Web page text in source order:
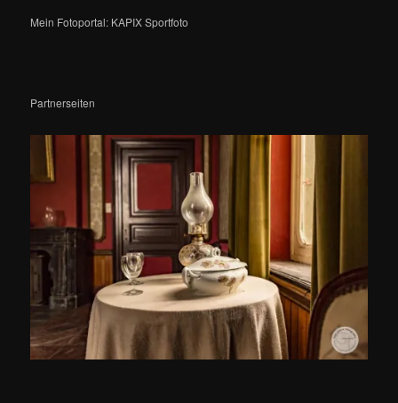
Mein Fotoportal: KAPIX Sportfoto
Partnerseiten